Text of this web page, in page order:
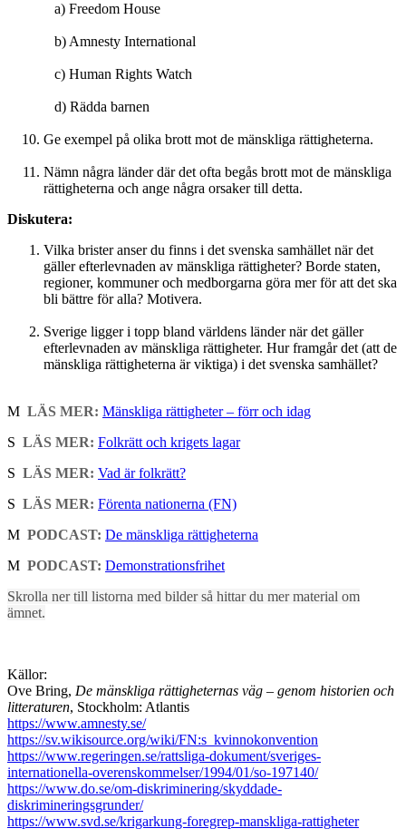
a) Freedom House
b) Amnesty International
c) Human Rights Watch
d) Rädda barnen
Ge exempel på olika brott mot de mänskliga rättigheterna.
Nämn några länder där det ofta begås brott mot de mänskliga
rättigheterna och ange några orsaker till detta.
Diskutera:
Vilka brister anser du finns i det svenska samhället när det
gäller efterlevnaden av mänskliga rättigheter? Borde staten,
regioner, kommuner och medborgarna göra mer för att det ska
bli bättre för alla? Motivera.
Sverige ligger i topp bland världens länder när det gäller
efterlevnaden av mänskliga rättigheter. Hur framgår det (att de
mänskliga rättigheterna är viktiga) i det svenska samhället?
M LÄS MER: Mänskliga rättigheter – förr och idag
S LÄS MER: Folkrätt och krigets lagar
S LÄS MER: Vad är folkrätt?
S LÄS MER: Förenta nationerna (FN)
M PODCAST: De mänskliga rättigheterna
M PODCAST: Demonstrationsfrihet
Skrolla ner till listorna med bilder så hittar du mer material om
ämnet.
Källor:
Ove Bring, De mänskliga rättigheternas väg – genom historien och
litteraturen, Stockholm: Atlantis
https://www.amnesty.se/
https://sv.wikisource.org/wiki/FN:s_kvinnokonvention
https://www.regeringen.se/rattsliga-dokument/sveriges-
internationella-overenskommelser/1994/01/so-197140/
https://www.do.se/om-diskriminering/skyddade-
diskrimineringsgrunder/
https://www.svd.se/krigarkung-foregrep-manskliga-rattigheter